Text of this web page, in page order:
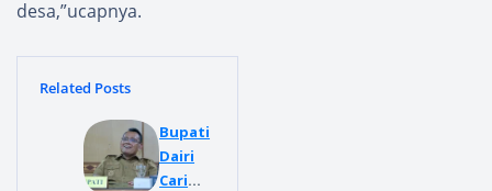
desa,”ucapnya.
Related Posts
Bupati
Dairi
Cari